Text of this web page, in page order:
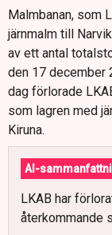
Malmbanan, som
järnmalm till
av ett antal
den 17 december
dag förlorade
som lagren med
Kiruna.
AI-
LKAB har
återkommande